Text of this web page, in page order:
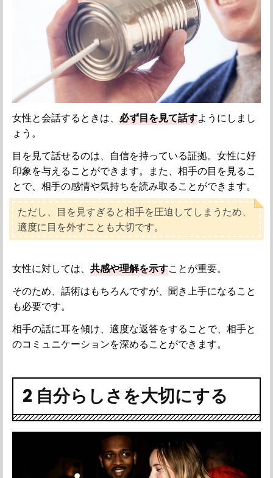
女性と会話するときは、必ず目を見て話すようにしまし
ょう。
目を見て話せるのは、自信を持っている証拠。女性に好
印象を与えることができます。また、相手の目を見るこ
とで、相手の感情や気持ちを読み取ることができます。
ただし、目を見すぎると相手を圧迫してしまうため、
適度に目を外すことも大切です。
女性に対しては、共感や理解を示すことが重要。
そのため、話術はもちろんですが、聞き上手になること
も必要です。
相手の話に耳を傾け、適度な返答をすることで、相手と
のコミュニケーションを深めることができます。
2 自分らしさを大切にする